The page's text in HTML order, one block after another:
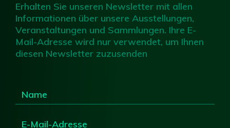
Erhalten Sie unseren Newsletter mit allen
Informationen über unsere Ausstellungen,
Veranstaltungen und Sammlungen. Ihre E-
Mail-Adresse wird nur verwendet, um Ihnen
diesen Newsletter zuzusenden